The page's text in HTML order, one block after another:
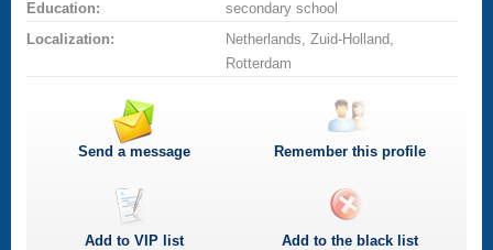
Education:
secondary school
Localization:
Netherlands, Zuid-Holland,
Rotterdam
Send a message Remember this profile
Add toVIP list Add to the black list